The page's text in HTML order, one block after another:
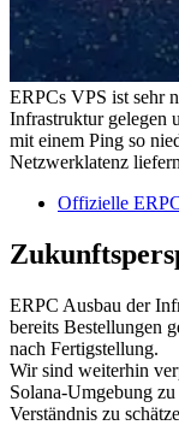
ERPCs VPS ist sehr
Infrastruktur gelegen
mit einem Ping so
Netzwerklatenz
Offizielle
ERPC Ausbau der
bereits Bestellungen
nach Fertigstellung.
Wir sind weiterhin
Solana-Umgebung
Verständnis zu